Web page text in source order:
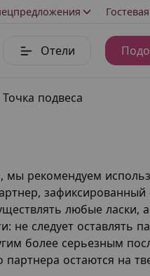
Отели
Точка подвеса
мы рекомендуем
любые ласки,
не следует оставлять
более серьезным
остаются на